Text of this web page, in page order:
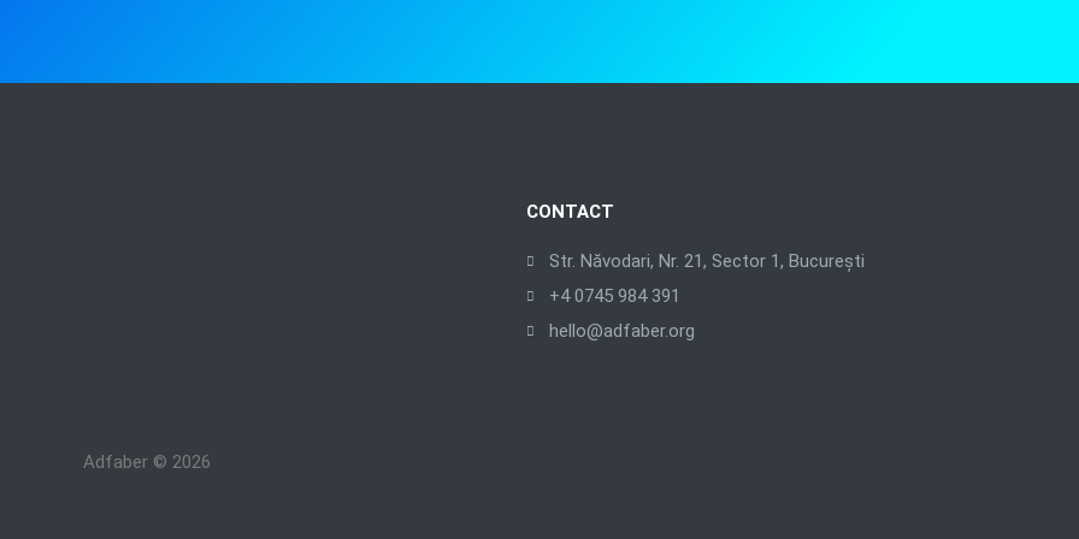
CONTACT
Str. Năvodari, Nr. 21, Sector 1, București
+4 0745 984 391
hello@adfaber.org
Adfaber © 2026